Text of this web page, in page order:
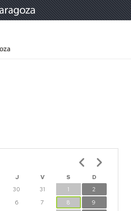
J V S
D
30 31 1
2
6 7 8
9
Paginación